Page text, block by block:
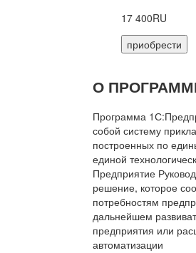
17 400RU
приобрести
О
Программа
собой систему
построенных по
единой
Предприятие
решение, которое
потребностям
дальнейшем
предприятия или
автоматизации